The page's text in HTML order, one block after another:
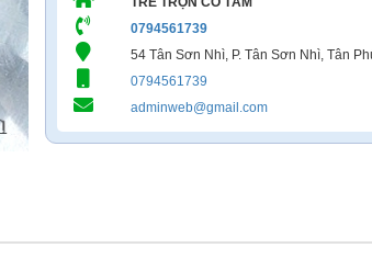
0794561739
54 Tân Sơn Nhì, P. Tân Sơn Nhì, Tân
0794561739
adminweb@gmail.com